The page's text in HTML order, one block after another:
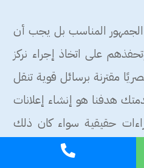
المناسب بل يجب أن
على اتخاذ إجراء نركز
مقترنة برسائل قوية تنقل
هدفنا هو إنشاء إعلانات
حقيقية سواء كان ذلك
في خدمتك وهذا يضمن أن